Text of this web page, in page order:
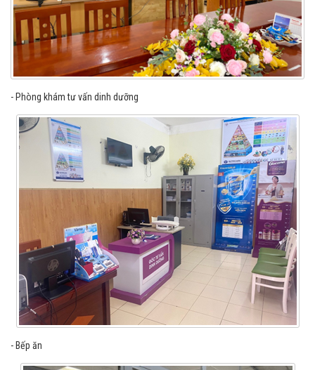
- Phòng khám tư vấn dinh dưỡng